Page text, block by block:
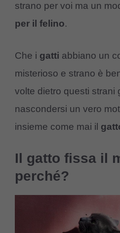
strano per voi ma un
per il felino.
Che i gatti abbiano un
misterioso e strano è
volte dietro questi strani
nascondersi un vero
insieme come mai il
Il gatto fissa il
perché?